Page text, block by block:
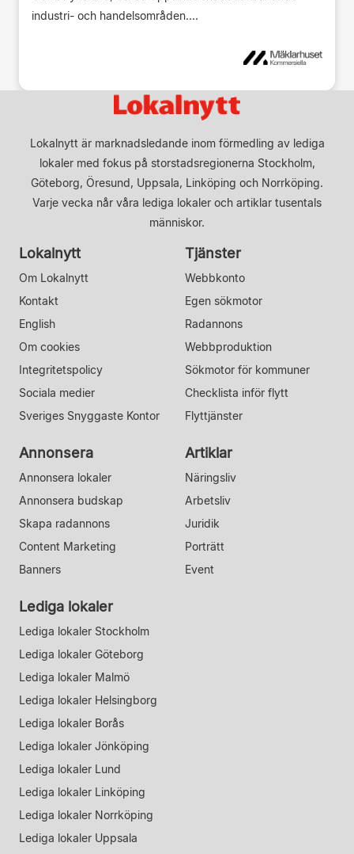
industri- och handelsområden....
Lokalnytt är marknadsledande inom förmedling av lediga
lokaler med fokus på storstadsregionerna Stockholm,
Göteborg, Öresund, Uppsala, Linköping och Norrköping.
Varje vecka når våra lediga lokaler och artiklar tusentals
människor.
Lokalnytt
Om Lokalnytt
Kontakt
English
Om cookies
Integritetspolicy
Sociala medier
Sveriges Snyggaste Kontor
Tjänster
Webbkonto
Egen sökmotor
Radannons
Webbproduktion
Sökmotor för kommuner
Checklista inför flytt
Flyttjänster
Annonsera
Annonsera lokaler
Annonsera budskap
Skapa radannons
Content Marketing
Banners
Artiklar
Näringsliv
Arbetsliv
Juridik
Porträtt
Event
Lediga lokaler
Lediga lokaler Stockholm
Lediga lokaler Göteborg
Lediga lokaler Malmö
Lediga lokaler Helsingborg
Lediga lokaler Borås
Lediga lokaler Jönköping
Lediga lokaler Lund
Lediga lokaler Linköping
Lediga lokaler Norrköping
Lediga lokaler Uppsala